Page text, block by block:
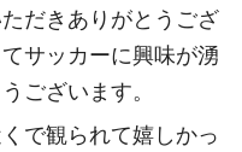
だきありがとうござ
サッカーに興味が湧
ございます。
で観られて嬉しかっ